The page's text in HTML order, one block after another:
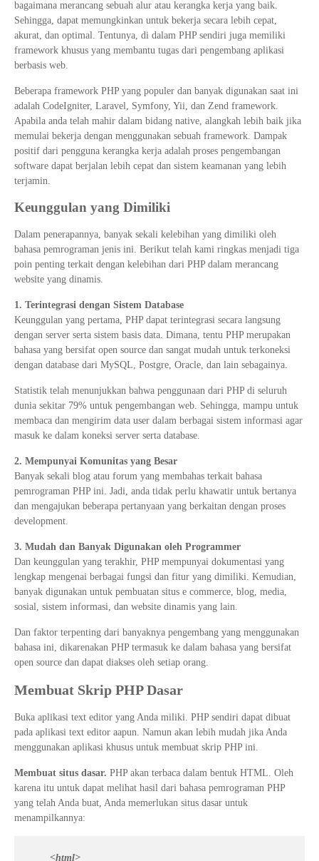
bagaimana merancang sebuah alur atau kerangka kerja yang baik.
Sehingga, dapat memungkinkan untuk bekerja secara lebih cepat,
akurat, dan optimal. Tentunya, di dalam PHP sendiri juga memiliki
framework khusus yang membantu tugas dari pengembang aplikasi
berbasis web.
Beberapa framework PHP yang populer dan banyak digunakan saat ini
adalah CodeIgniter, Laravel, Symfony, Yii, dan Zend framework.
Apabila anda telah mahir dalam bidang native, alangkah lebih baik jika
memulai bekerja dengan menggunakan sebuah framework. Dampak
positif dari pengguna kerangka kerja adalah proses pengembangan
software dapat berjalan lebih cepat dan sistem keamanan yang lebih
terjamin.
Keunggulan yang Dimiliki
Dalam penerapannya, banyak sekali kelebihan yang dimiliki oleh
bahasa pemrograman jenis ini. Berikut telah kami ringkas menjadi tiga
poin penting terkait dengan kelebihan dari PHP dalam merancang
website yang dinamis.
1. Terintegrasi dengan Sistem Database
Keunggulan yang pertama, PHP dapat terintegrasi secara langsung
dengan server serta sistem basis data. Dimana, tentu PHP merupakan
bahasa yang bersifat open source dan sangat mudah untuk terkoneksi
dengan database dari MySQL, Postgre, Oracle, dan lain sebagainya.
Statistik telah menunjukkan bahwa penggunaan dari PHP di seluruh
dunia sekitar 79% untuk pengembangan web. Sehingga, mampu untuk
membaca dan mengirim data user dalam berbagai sistem informasi agar
masuk ke dalam koneksi server serta database.
2. Mempunyai Komunitas yang Besar
Banyak sekali blog atau forum yang membahas terkait bahasa
pemrograman PHP ini. Jadi, anda tidak perlu khawatir untuk bertanya
dan mengajukan beberapa pertanyaan yang berkaitan dengan proses
development.
3. Mudah dan Banyak Digunakan oleh Programmer
Dan keunggulan yang terakhir, PHP mempunyai dokumentasi yang
lengkap mengenai berbagai fungsi dan fitur yang dimiliki. Kemudian,
banyak digunakan untuk pembuatan situs e commerce, blog, media,
sosial, sistem informasi, dan website dinamis yang lain.
Dan faktor terpenting dari banyaknya pengembang yang menggunakan
bahasa ini, dikarenakan PHP termasuk ke dalam bahasa yang bersifat
open source dan dapat diakses oleh setiap orang.
Membuat Skrip PHP Dasar
Buka aplikasi text editor yang Anda miliki. PHP sendiri dapat dibuat
pada aplikasi text editor aapun. Namun akan lebih mudah jika Anda
menggunakan aplikasi khusus untuk membuat skrip PHP ini.
Membuat situs dasar. PHP akan terbaca dalam bentuk HTML. Oleh
karena itu untuk dapat melihat hasil dari bahasa pemrograman PHP
yang telah Anda buat, Anda memerlukan situs dasar untuk
menampilkannya:
<html>